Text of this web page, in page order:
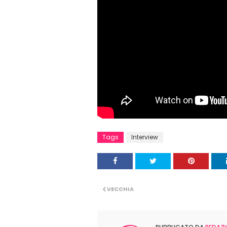
Tags Interview
VECCHIA